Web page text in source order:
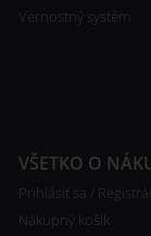
Vernostný systém
VŠETKO O
Prihlásiť sa /
Nákupný košík